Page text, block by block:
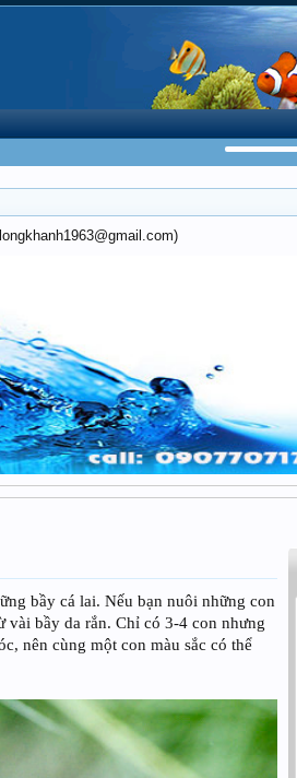
bầy cá lai. Nếu bạn nuôi những con
vài bầy da rắn. Chỉ có 3-4 con nhưng
nên cùng một con màu sắc có thể